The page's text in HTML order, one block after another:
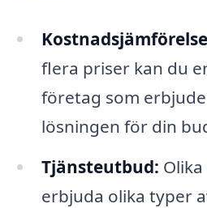
flera priser kan du
företag som
lösningen för din
Tjänsteutbud:
erbjuda olika typer